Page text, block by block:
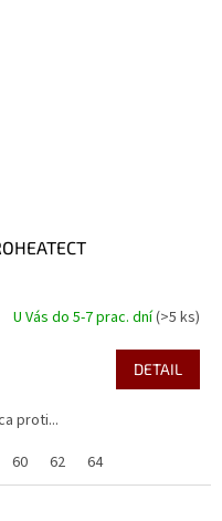
U Vás do 5-7 prac. dní(>5 ks)
DETAIL
proti...
60 62 64